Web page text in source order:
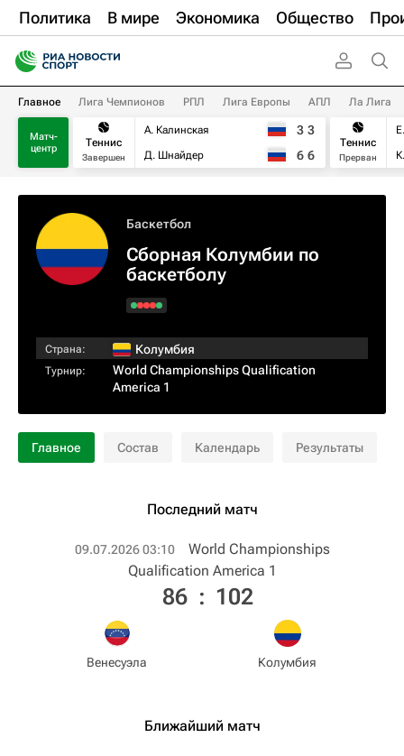
Политика В мире Экономика Общество
Главное Лига Чемпионов РПЛ Лига Европы АПЛ Ла Лига
Матч-
центр
Теннис
Завершен
А. Калинская
Д. Шнайдер
3 3
6 6
Теннис
Прерван
Баскетбол
Сборная Колумбии по
баскетболу
Страна: Колумбия
Турнир:
World Championships Qualification
America 1
Главное Состав Календарь Результаты
Последний матч
09.07.2026 03:10
World Championships
Qualification America 1
Венесуэла
86 : 102
Колумбия
Ближайший матч